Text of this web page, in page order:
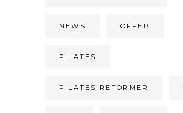
NEWS OFFER
PILATES
PILATES REFORMER